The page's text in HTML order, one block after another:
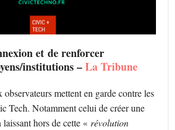
et de renforcer
institutions –La Tribune
mettent en garde contre les
Tech. Notamment celui de créer une
hors de cette « révolution